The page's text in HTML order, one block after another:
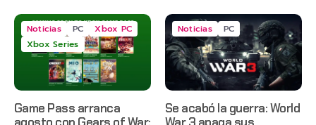
Noticias PC
Xbox PC
Xbox Series
Game Pass arranca
Noticias PC
Se acabó la guerra: World